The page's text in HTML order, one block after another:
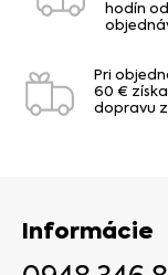
hodín od
Pri
60 €
dopravu
Informácie